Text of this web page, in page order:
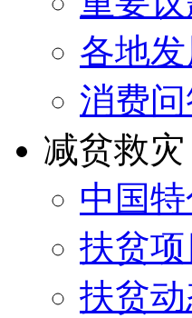
各地
消费
减贫救灾
中国
扶贫项
扶贫